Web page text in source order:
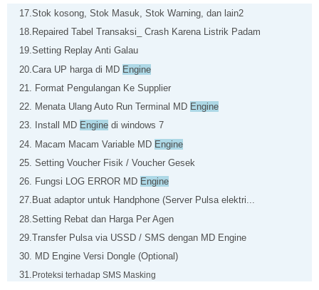
17. Stok kosong, Stok Masuk, Stok Warning, dan lain2
18. Repaired Tabel Transaksi_ Crash Karena Listrik Padam
19.Setting Replay Anti Galau
20. Cara UP harga di MD Engine
21.
Format Pengulangan Ke Supplier
22. Menata Ulang Auto Run Terminal MD Engine
23.
Install MD Enginedi windows 7
24. Macam Macam Variable MD Engine
25. Setting Voucher Fisik / Voucher Gesek
26. Fungsi LOG ERROR MD Engine
27. Buat adaptor untuk Handphone (Server Pulsa elektri...
28. Setting Rebat dan Harga Per Agen
29. Transfer Pulsa via USSD / SMS dengan MD Engine
30. MD Engine Versi Dongle (Optional)
31. Proteksi terhadap SMS Masking